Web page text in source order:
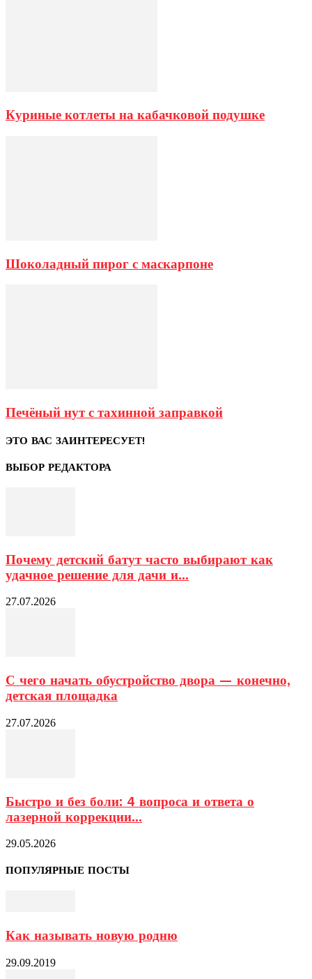
Куриные котлеты на кабачковой подушке
Шоколадный пирог с маскарпоне
Печёный нут с тахинной заправкой
ЭТО ВАС ЗАИНТЕРЕСУЕТ!
ВЫБОР РЕДАКТОРА
Почему детский батут часто выбирают как
удачное решение для дачи и...
27.07.2026
С чего начать обустройство двора — конечно,
детская площадка
27.07.2026
Быстро и без боли: 4 вопроса и ответа о
лазерной коррекции...
29.05.2026
ПОПУЛЯРНЫЕ ПОСТЫ
Как называть новую родню
29.09.2019